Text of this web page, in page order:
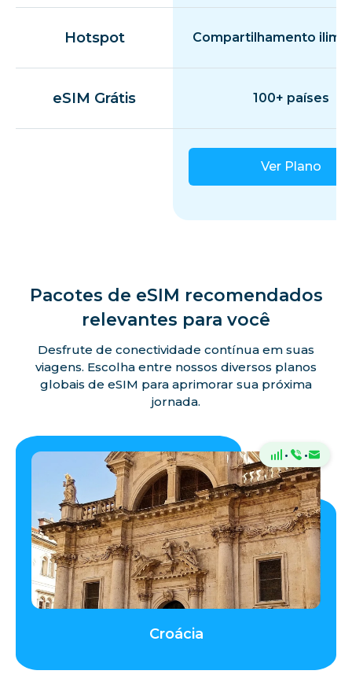
Hotspot Compartilhamento
eSIM Grátis 100+ países
Ver Plano
Pacotes de eSIM recomendados
relevantes para você
Desfrute de conectividade contínua em suas
viagens. Escolha entre nossos diversos planos
globais de eSIM para aprimorar sua próxima
jornada.
· ·
Croácia